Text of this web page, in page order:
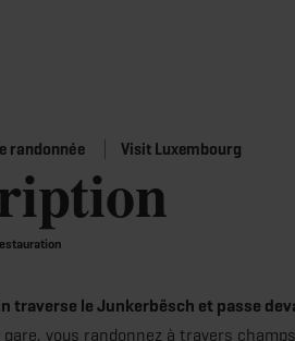
randonnée Visit Luxembourg
traverse le Junkerbësch et passe
gare, vous randonnez à travers